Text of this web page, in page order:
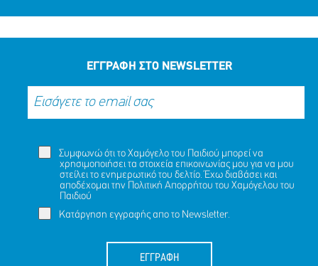
ΕΓΓΡΑΦΗ ΣΤΟ NEWSLETTER
Συμφωνώ ότι το Χαμόγελο του Παιδιού μπορεί να
χρησιμοποιήσει τα στοιχεία επικοινωνίας μου για να μου
στείλει το ενημερωτικό του δελτίο. Έχω διαβάσει και
αποδέχομαι την Πολιτική Απορρήτου του Χαμόγελου του
Παιδιού
Κατάργηση εγγραφής απο το Newsletter.
ΕΓΓΡΑΦΗ